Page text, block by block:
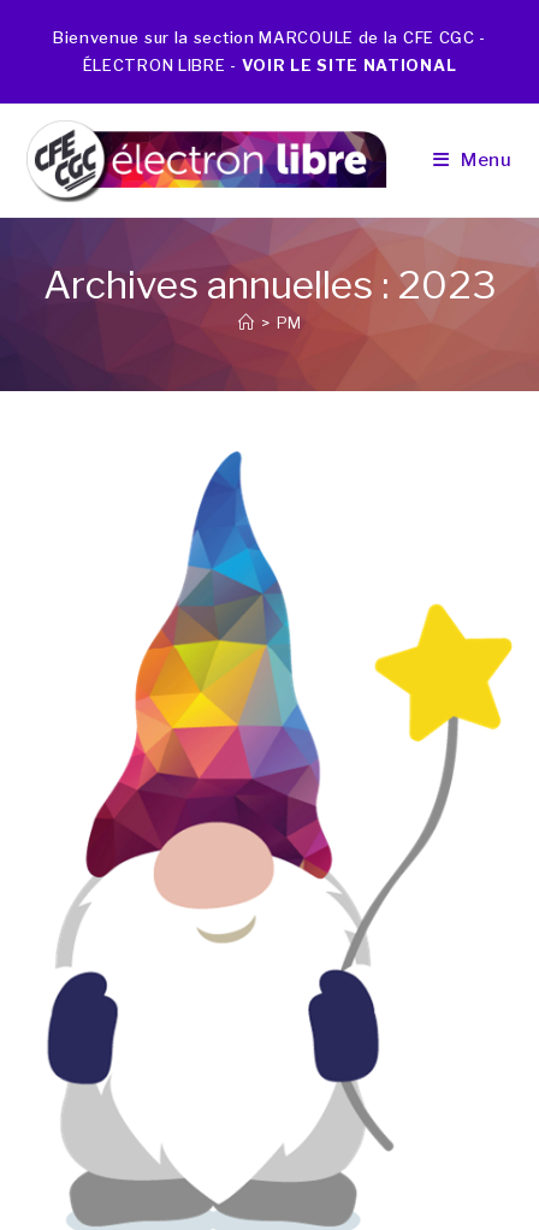
Bienvenue sur la section MARCOULE de la CFE CGC -
ÉLECTRON LIBRE - VOIR LE SITE NATIONAL
Menu
Archives annuelles : 2023
> PM